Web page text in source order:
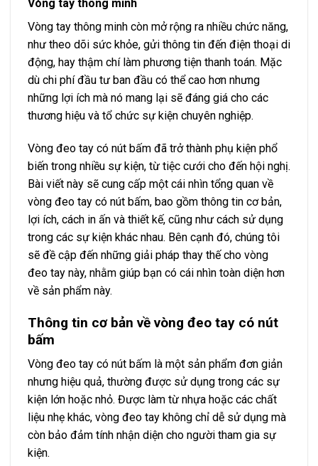
Vòng tay thông minh
Vòng tay thông minh còn mở rộng ra nhiều chức năng,
như theo dõi sức khỏe, gửi thông tin đến điện thoại di
động, hay thậm chí làm phương tiện thanh toán. Mặc
dù chi phí đầu tư ban đầu có thể cao hơn nhưng
những lợi ích mà nó mang lại sẽ đáng giá cho các
thương hiệu và tổ chức sự kiện chuyên nghiệp.
Vòng đeo tay có nút bấm đã trở thành phụ kiện phổ
biến trong nhiều sự kiện, từ tiệc cưới cho đến hội nghị.
Bài viết này sẽ cung cấp một cái nhìn tổng quan về
vòng đeo tay có nút bấm, bao gồm thông tin cơ bản,
lợi ích, cách in ấn và thiết kế, cũng như cách sử dụng
trong các sự kiện khác nhau. Bên cạnh đó, chúng tôi
sẽ đề cập đến những giải pháp thay thế cho vòng
đeo tay này, nhằm giúp bạn có cái nhìn toàn diện hơn
về sản phẩm này.
Thông tin cơ bản về vòng đeo tay có nút
bấm
Vòng đeo tay có nút bấm là một sản phẩm đơn giản
nhưng hiệu quả, thường được sử dụng trong các sự
kiện lớn hoặc nhỏ. Được làm từ nhựa hoặc các chất
liệu nhẹ khác, vòng đeo tay không chỉ dễ sử dụng mà
còn bảo đảm tính nhận diện cho người tham gia sự
kiện.